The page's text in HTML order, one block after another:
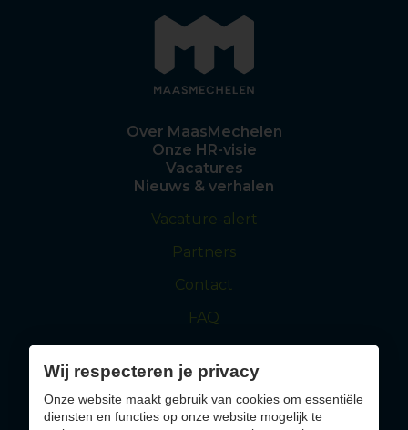
Over MaasMechelen
Onze HR-visie
Vacatures
Nieuws & verhalen
Vacature-alert
Partners
Contact
FAQ
maasmechelen.be
visitmaasmechelen.be
Solliciteer nu
Wij respecteren je privacy
Onze website maakt gebruik van cookies om essentiële
diensten en functies op onze website mogelijk te